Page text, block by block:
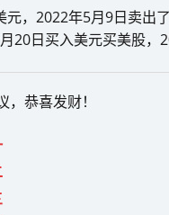
，2022年5月9日卖出
20日买入美元买美股，
恭喜发财！